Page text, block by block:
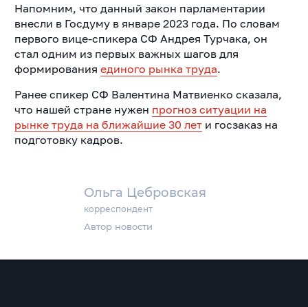
Ольга Цебровская
корреспондент
Автор новости
Напомним, что данный закон парламентарии
внесли в Госдуму в январе 2023 года. По словам
первого вице-спикера СФ Андрея Турчака, он
стал одним из первых важных шагов для
формирования единого рынка труда.
Ранее спикер СФ Валентина Матвиенко сказала,
что нашей стране нужен прогноз ситуации на
рынке труда на ближайшие 30 лети госзаказ на
подготовку кадров.